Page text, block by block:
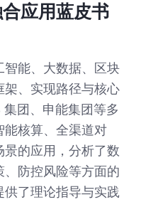
应用蓝皮书
智能、大数据、区块
架、实现路径与核心
团、申能集团等多
能核算、全渠道对
的应用，分析了数
防控风险等方面的
了理论指导与实践